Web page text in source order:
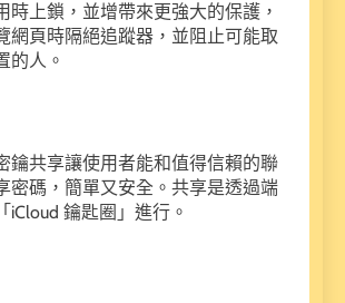
時上鎖，並增帶來更強大的保護，
網頁時隔絕追蹤器，並阻止可能取
的人。
鑰共享讓使用者能和值得信賴的聯
密碼，簡單又安全。共享是透過端
iCloud 鑰匙圈」進行。